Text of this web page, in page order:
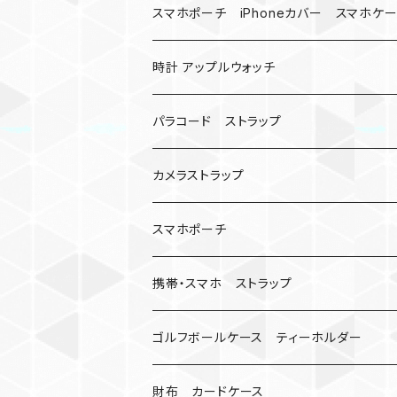
バックル
バックル無し
シャックル
数珠
ハロウィン
コンパス
ベルトループ
クボタン
キーケース
人形
忍者
ミイラ
キャンプ道具
ナット
スマホポーチ iPhoneカバー スマホケ
楽天ミニ ケース
iPhone
時計 アップルウォッチ
カナビラウォッチ
腕時計
アップルウォッチ
バックル
マッドマックス
パラコード ストラップ
サバイバルツール
カメラストラップ
スマホポーチ
携帯・スマホ ストラップ
ネックストラップ・ショルダーストラップ
ハンドストラップ
ゴルフボールケース ティーホルダー
ゴルフマーカー
財布 カードケース